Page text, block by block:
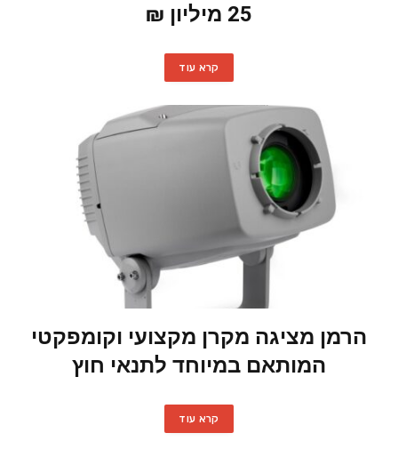
25 מיליון ₪
קרא עוד
הרמן מציגה מקרן מקצועי וקומפקטי
המותאם במיוחד לתנאי חוץ
קרא עוד